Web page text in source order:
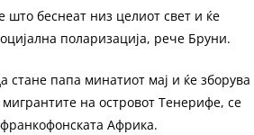
што беснеат низ целиот свет и ќе
поларизација, рече Бруни.
папа минатиот мај и ќе зборува
на островот Тенерифе, се
Африка.